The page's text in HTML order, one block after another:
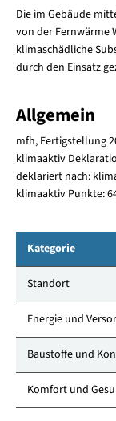
Die im Gebäude
von der Fernwärme
klimaschädliche
durch den Einsatz
Allgemein
mfh, Fertigstellung
klimaaktiv
deklariert nach:
klimaaktiv Punkte:
Kategorie
Standort
Energie und
Baustoffe und
Komfort und